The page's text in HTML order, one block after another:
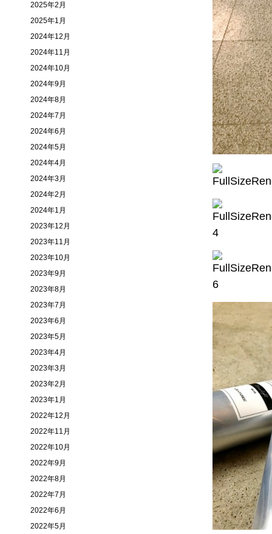
2025年2月
2025年1月
2024年12月
2024年11月
2024年10月
2024年9月
2024年8月
2024年7月
2024年6月
2024年5月
2024年4月
2024年3月
2024年2月
2024年1月
2023年12月
2023年11月
2023年10月
2023年9月
2023年8月
2023年7月
2023年6月
2023年5月
2023年4月
2023年3月
2023年2月
2023年1月
2022年12月
2022年11月
2022年10月
2022年9月
2022年8月
2022年7月
2022年6月
2022年5月